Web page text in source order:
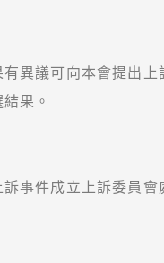
異議可向本會提出
果。
事件成立上訴委員